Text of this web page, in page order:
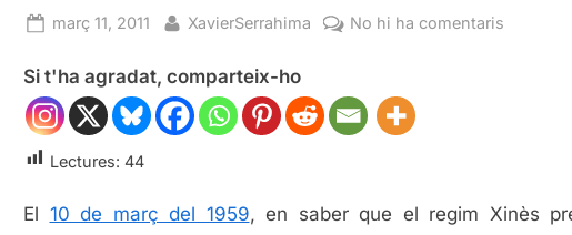
Posted
març 11, 2011 By
XavierSerrahima No hi ha comentaris
Si t'ha agradat, comparteix-ho
Lectures: 44
El 10 de març del 1959, en saber que el regim Xinès